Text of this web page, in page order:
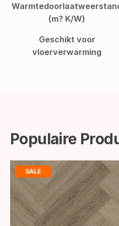
(m? K/W)
Geschikt voor
vloerverwarming
Populaire
SALE